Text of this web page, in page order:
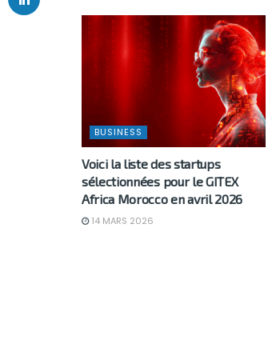
BUSINESS
Voici la liste des startups
sélectionnées pour le GITEX
Africa Morocco en avril 2026
14 MARS 2026